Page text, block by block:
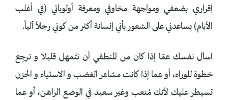
إقراري بضعفي ومواجهة مخاوفي ومعرفة أولوياتي (في أغلب
الأيام) يساعدني على الشعور بأني إنسانة أكثر من كوني رجلاً آلياً.
اسأل نفسك عمّا إذا كان من المنطقي أن تتَمهل قليلا و ترجِع
خطوة للوراء، أو عما إذا كانت مشاعر الغضب و الاستياء و الحزن
تسيطر عليك لأنك مُتعب وغير سعيد في الوضع الراهن، أو عما